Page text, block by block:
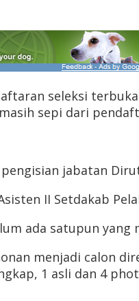
seleksi
sepi dari
jabatan
II Setdakab
ada satupun yang
menjadi calon
1 asli dan 4